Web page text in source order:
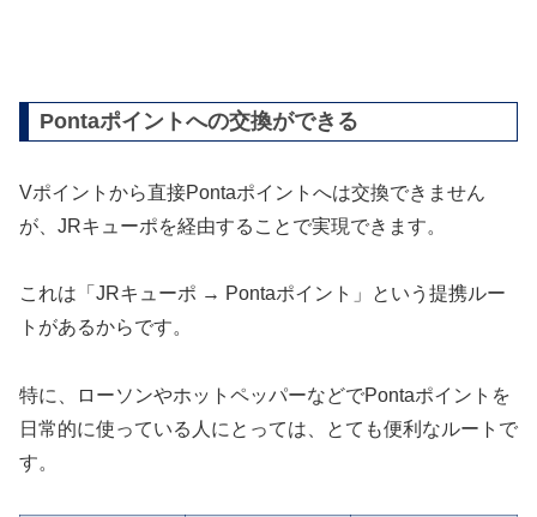
Pontaポイントへの交換ができる
Vポイントから直接Pontaポイントへは交換できません
が、JRキューポを経由することで実現できます。
これは「JRキューポ → Pontaポイント」という提携ルー
トがあるからです。
特に、ローソンやホットペッパーなどでPontaポイントを
日常的に使っている人にとっては、とても便利なルートで
す。